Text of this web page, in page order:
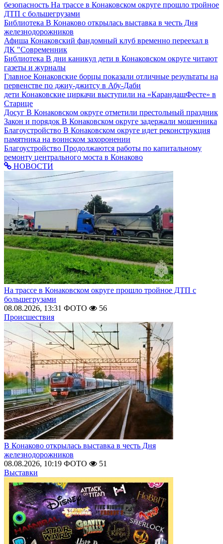
безопасность На трассе в Конаковском округе прошло тройное
ДТП с большегрузами
Библиотека В Конаково открылась выставка в честь Дня
железнодорожников
Афиша Конаковский фандомный клуб временно переехал в
ДК "Современник
Библиотека В дни каникул дети в Конаковском округе читают
газеты и журналы
Главное Конаковские борцы показали отличные результаты на
первенстве по джиу-джитсу в Абу-Даби
дети Конаковские циркачи выступили на «КарандашФесте» в
Старице
Досуг В Конаковском округе отметили престольный праздник
Закон и порядок В Конаковском округе задержали мошенника
Благоустройство В Конаковском округе идет реконструкция
памятника на воинском захоронении
Благоустройство Продолжаются работы по капитальному
ремонту центрального моста в Конаково
НОВОСТИ
На трассе в Конаковском округе прошло тройное ДТП с
большегрузами
08.08.2026, 13:31 ФОТО
56
Происшествия
В Конаково открылась выставка в честь Дня
железнодорожников
08.08.2026, 10:19 ФОТО
51
Выставки